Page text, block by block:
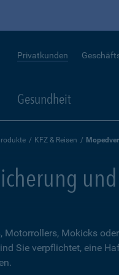
Privatkunden
Gesundheit
KFZ & Reisen
Motorrollers, Mokicks
Sie verpflichtet, eine